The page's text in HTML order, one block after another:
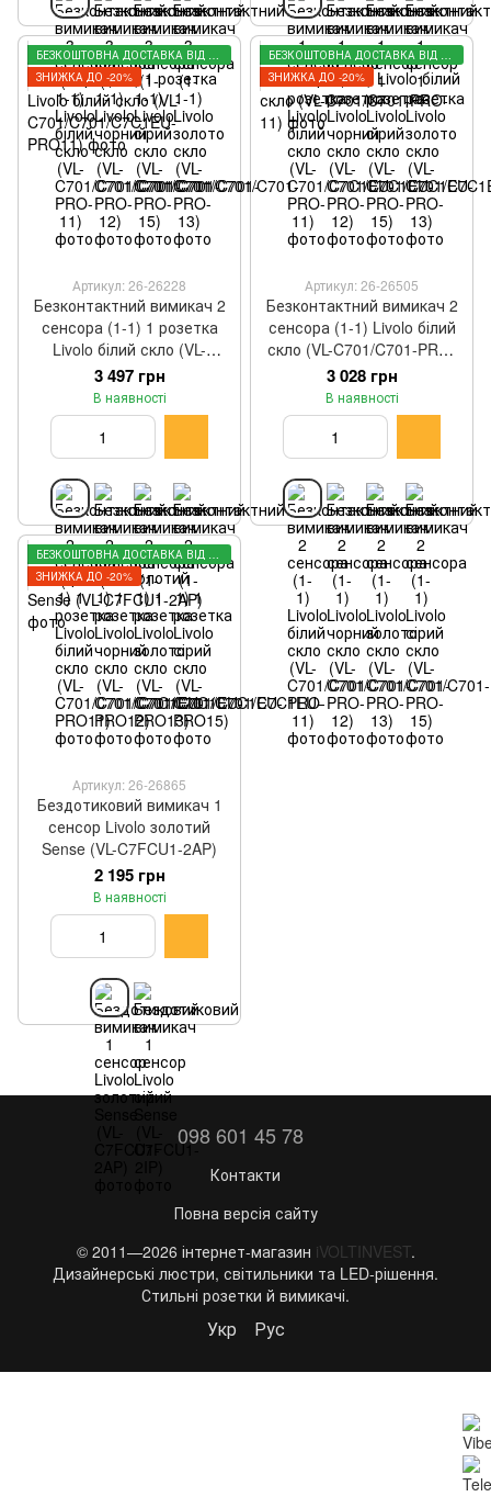
БЕЗКОШТОВНА ДОСТАВКА ВІД 3000 ГРН
ЗНИЖКА ДО -20%
Артикул: 26-26228
Безконтактний вимикач 2
сенсора (1-1) 1 розетка
Livolo білий скло (VL-
C701/C701/C7C1EU-
PRO11)
3 497 грн
В наявності
БЕЗКОШТОВНА ДОСТАВКА ВІД 3000 ГРН
ЗНИЖКА ДО -20%
Артикул: 26-26505
Безконтактний вимикач 2
сенсора (1-1) Livolo білий
скло (VL-C701/C701-PRO-
11)
3 028 грн
В наявності
БЕЗКОШТОВНА ДОСТАВКА ВІД 3000 ГРН
ЗНИЖКА ДО -20%
Артикул: 26-26865
Бездотиковий вимикач 1
сенсор Livolo золотий
Sense (VL-C7FCU1-2AP)
2 195 грн
В наявності
098 601 45 78
Контакти
Повна версія сайту
© 2011—2026 інтернет-магазин iVOLTINVEST.
Дизайнерські люстри, світильники та LED-рішення.
Стильні розетки й вимикачі.
Укр Рус